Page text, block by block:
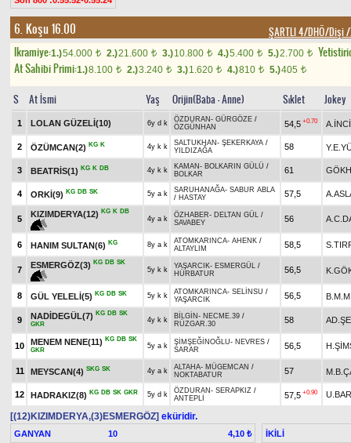
6. Koşu 16.00 ŞARTLI 4/DHÖ/Dişi /
Ikramiye:1.)54.000 t 2.)21.600 t 3.)10.800 t 4.)5.400 t 5.)2.700 t
At Sahibi Primi:1.)8.100 t 2.)3.240 t 3.)1.620 t 4.)810 t 5.)405 t
S At İsmi Yaş Orijin(Baba - Anne) Sıklet Jokey
1 LOLAN GÜZELİ(10) 6y d k ÖZDURAN - GÜRGÖZE /
ÖZGÜNHAN
54,5 +0.70 A.İNCİ
2 ÖZÜMCAN(2) KG K 4y k k SALTUKHAN - ŞEKERKAYA /
YILDIZAĞA
58
3 BEATRİS(1) KG K DB 4y k k KAMAN - BOLKARIN GÜLÜ /
BOLKAR
61
4 ORKİ(9) KG DB SK 5y a k SARUHANAĞA- SABUR ABLA
/ HASTAY 57,5
5
KIZIMDERYA(12) KG K DB
4y a k ÖZHABER- DELTAN GÜL /
SAVABEY
56
6 HANIM SULTAN(6) KG 8y a k ATOMKARINCA- AHENK /
ALTAYLIM
58,5
7
ESMERGÖZ(3) KG DB SK
5y k k YAŞARCIK- ESMERGÜL /
HÜRBATUR
56,5
8 GÜL YELELİ(5) KG DB SK 5y k k ATOMKARINCA- SELİNSU /
YAŞARCIK
56,5
9 NADİDEGÜL(7) KG DB SK
GKR
4y k k BİLGİN - NECME.39 /
RÜZGAR.30
58
10 MENEM NENE(11) KG DB SK
GKR
5y a k ŞİMŞEĞİNOĞLU- NEVRES /
SARAR
56,5
11 MEYSCAN(4) SKG SK 4y a k ALTAHA- MÜGEMCAN /
NOKTABATUR
57
12 HADRAKIZ(8) KG DB SK GKR 5y d k ÖZDURAN - SERAPKIZ /
ANTEPLİ
57,5 +0.90
[(12)KIZIMDERYA,(3)ESMERGÖZ] eküridir.
GANYAN 10
4,10 ₺
İKİLİ